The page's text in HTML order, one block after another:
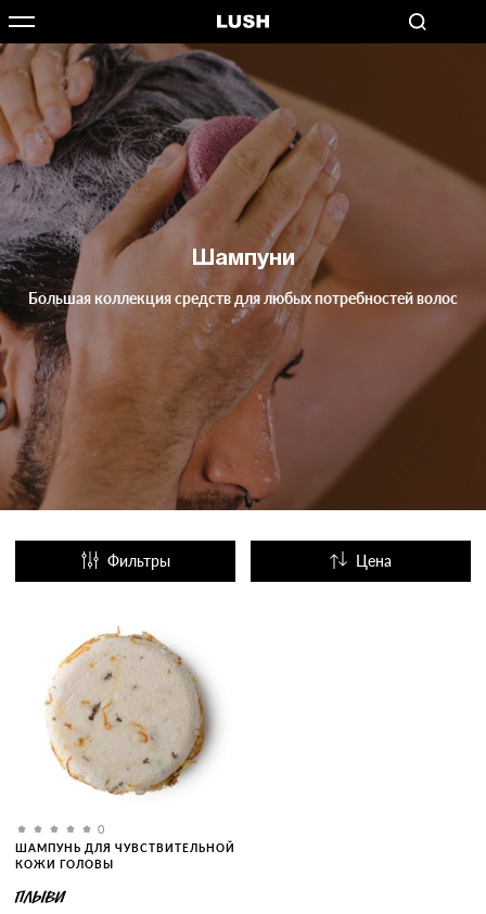
Шампуни
Большая коллекция средств для любых потребностей волос
Фильтры Цена
0
ШАМПУНЬ ДЛЯ ЧУВСТВИТЕЛЬНОЙ
КОЖИ ГОЛОВЫ
ПЛЫВИ